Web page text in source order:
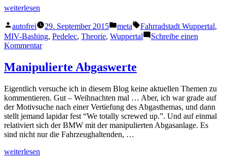
„250
weiterlesen
Veröffentlicht
von
autofrei 29. September 2015
Veröffentlicht
in
meta Schlagwörter:
Fahrradstadt Wuppertal,
MIV-Bashing, Pedelec, Theorie, Wuppertal
Schreibe einen
Kommentarzu
Watt
Manipulierte Abgaswerte
Eigentlich versuche ich in diesem Blog keine aktuellen Themen zu
kommentieren. Gut – Weihnachten mal … Aber, ich war grade auf
der Motivsuche nach einer Vertiefung des Abgasthemas, und dann
stellt jemand lapidar fest “We totally screwed up.”. Und auf einmal
relativiert sich der BMW mit der manipulierten Abgasanlage. Es
sind nicht nur die Fahrzeughaltenden, …
„Manipulierte
weiterlesen